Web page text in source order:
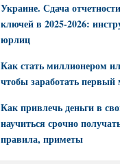
Украине. Сдача
ключей в 2025-2026:
юрлиц
Как стать миллионером
чтобы заработать
Как привлечь деньги в
научиться срочно
правила, приметы